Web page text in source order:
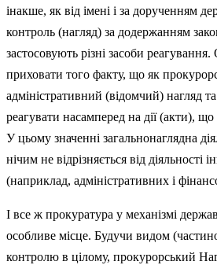
інакше, як від імені і за дорученням
контроль (нагляд) за додержанням
застосовують різні засоби
приховати того факту, що як
адміністративний (відомчий) нагляд
реагувати насам­перед на дії (акти), що
У цьому значенні загальнонаглядна
нічим не відрізняється від діяльності
(наприклад, адміністративних і
І все ж прокуратура у механізмі
особливе місце. Будучи видом
контролю в цілому, прокурорський